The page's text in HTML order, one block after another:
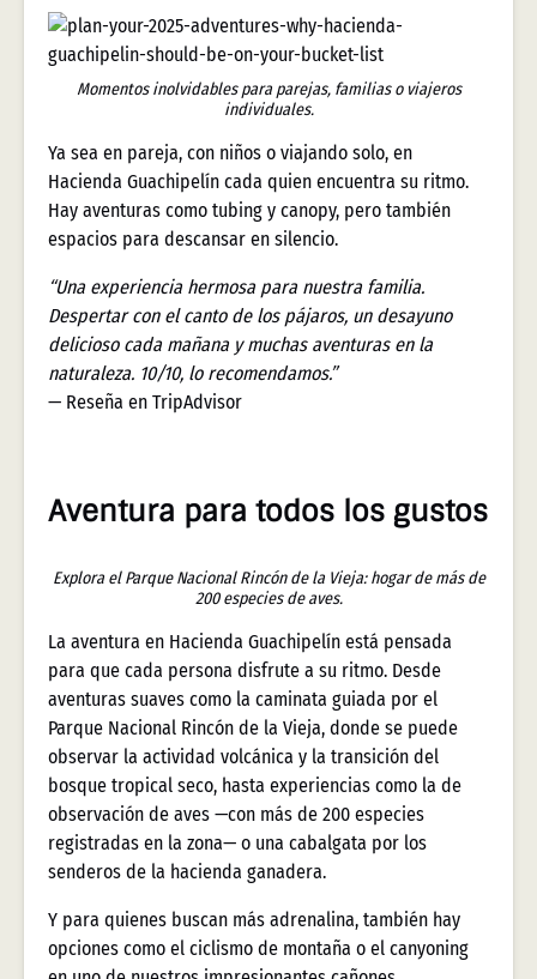
Momentos inolvidables para parejas, familias o viajeros
individuales.
Ya sea en pareja, con niños o viajando solo, en
Hacienda Guachipelín cada quien encuentra su ritmo.
Hay aventuras como tubing y canopy, pero también
espacios para descansar en silencio.
“Una experiencia hermosa para nuestra familia.
Despertar con el canto de los pájaros, un desayuno
delicioso cada mañana y muchas aventuras en la
naturaleza. 10/10, lo recomendamos.”
— Reseña en TripAdvisor
Aventura para todos los gustos
Explora el Parque Nacional Rincón de la Vieja: hogar de más de
200 especies de aves.
La aventura en Hacienda Guachipelín está pensada
para que cada persona disfrute a su ritmo. Desde
aventuras suaves como la caminata guiada por el
Parque Nacional Rincón de la Vieja, donde se puede
observar la actividad volcánica y la transición del
bosque tropical seco, hasta experiencias como la de
observación de aves —con más de 200 especies
registradas en la zona— o una cabalgata por los
senderos de la hacienda ganadera.
Y para quienes buscan más adrenalina, también hay
opciones como el ciclismo de montaña o el canyoning